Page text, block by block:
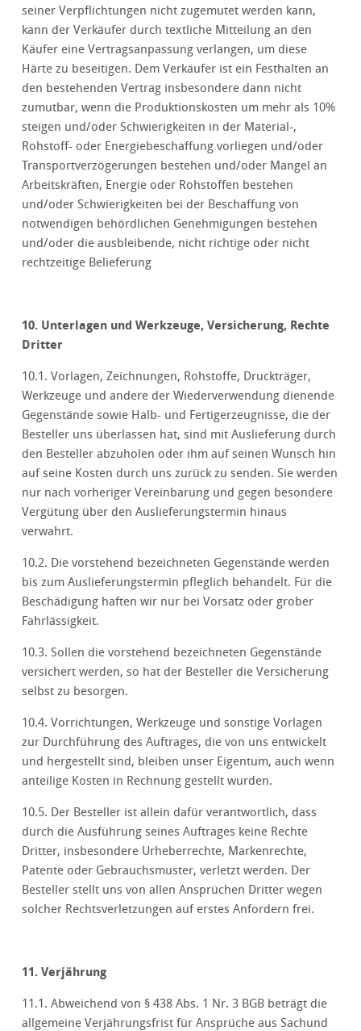
seiner Verpflichtungen nicht zugemutet werden kann,
kann der Verkäufer durch textliche Mitteilung an den
Käufer eine Vertragsanpassung verlangen, um diese
Härte zu beseitigen. Dem Verkäufer ist ein Festhalten an
den bestehenden Vertrag insbesondere dann nicht
zumutbar, wenn die Produktionskosten um mehr als 10%
steigen und/oder Schwierigkeiten in der Material-,
Rohstoff- oder Energiebeschaffung vorliegen und/oder
Transportverzögerungen bestehen und/oder Mangel an
Arbeitskräften, Energie oder Rohstoffen bestehen
und/oder Schwierigkeiten bei der Beschaffung von
notwendigen behördlichen Genehmigungen bestehen
und/oder die ausbleibende, nicht richtige oder nicht
rechtzeitige Belieferung
10. Unterlagen und Werkzeuge, Versicherung, Rechte
Dritter
10.1. Vorlagen, Zeichnungen, Rohstoffe, Druckträger,
Werkzeuge und andere der Wiederverwendung dienende
Gegenstände sowie Halb- und Fertigerzeugnisse, die der
Besteller uns überlassen hat, sind mit Auslieferung durch
den Besteller abzuholen oder ihm auf seinen Wunsch hin
auf seine Kosten durch uns zurück zu senden. Sie werden
nur nach vorheriger Vereinbarung und gegen besondere
Vergütung über den Auslieferungstermin hinaus
verwahrt.
10.2. Die vorstehend bezeichneten Gegenstände werden
bis zum Auslieferungstermin pfleglich behandelt. Für die
Beschädigung haften wir nur bei Vorsatz oder grober
Fahrlässigkeit.
10.3. Sollen die vorstehend bezeichneten Gegenstände
versichert werden, so hat der Besteller die Versicherung
selbst zu besorgen.
10.4. Vorrichtungen, Werkzeuge und sonstige Vorlagen
zur Durchführung des Auftrages, die von uns entwickelt
und hergestellt sind, bleiben unser Eigentum, auch wenn
anteilige Kosten in Rechnung gestellt wurden.
10.5. Der Besteller ist allein dafür verantwortlich, dass
durch die Ausführung seines Auftrages keine Rechte
Dritter, insbesondere Urheberrechte, Markenrechte,
Patente oder Gebrauchsmuster, verletzt werden. Der
Besteller stellt uns von allen Ansprüchen Dritter wegen
solcher Rechtsverletzungen auf erstes Anfordern frei.
11. Verjährung
11.1. Abweichend von § 438 Abs. 1 Nr. 3 BGB beträgt die
allgemeine Verjährungsfrist für Ansprüche aus Sachund